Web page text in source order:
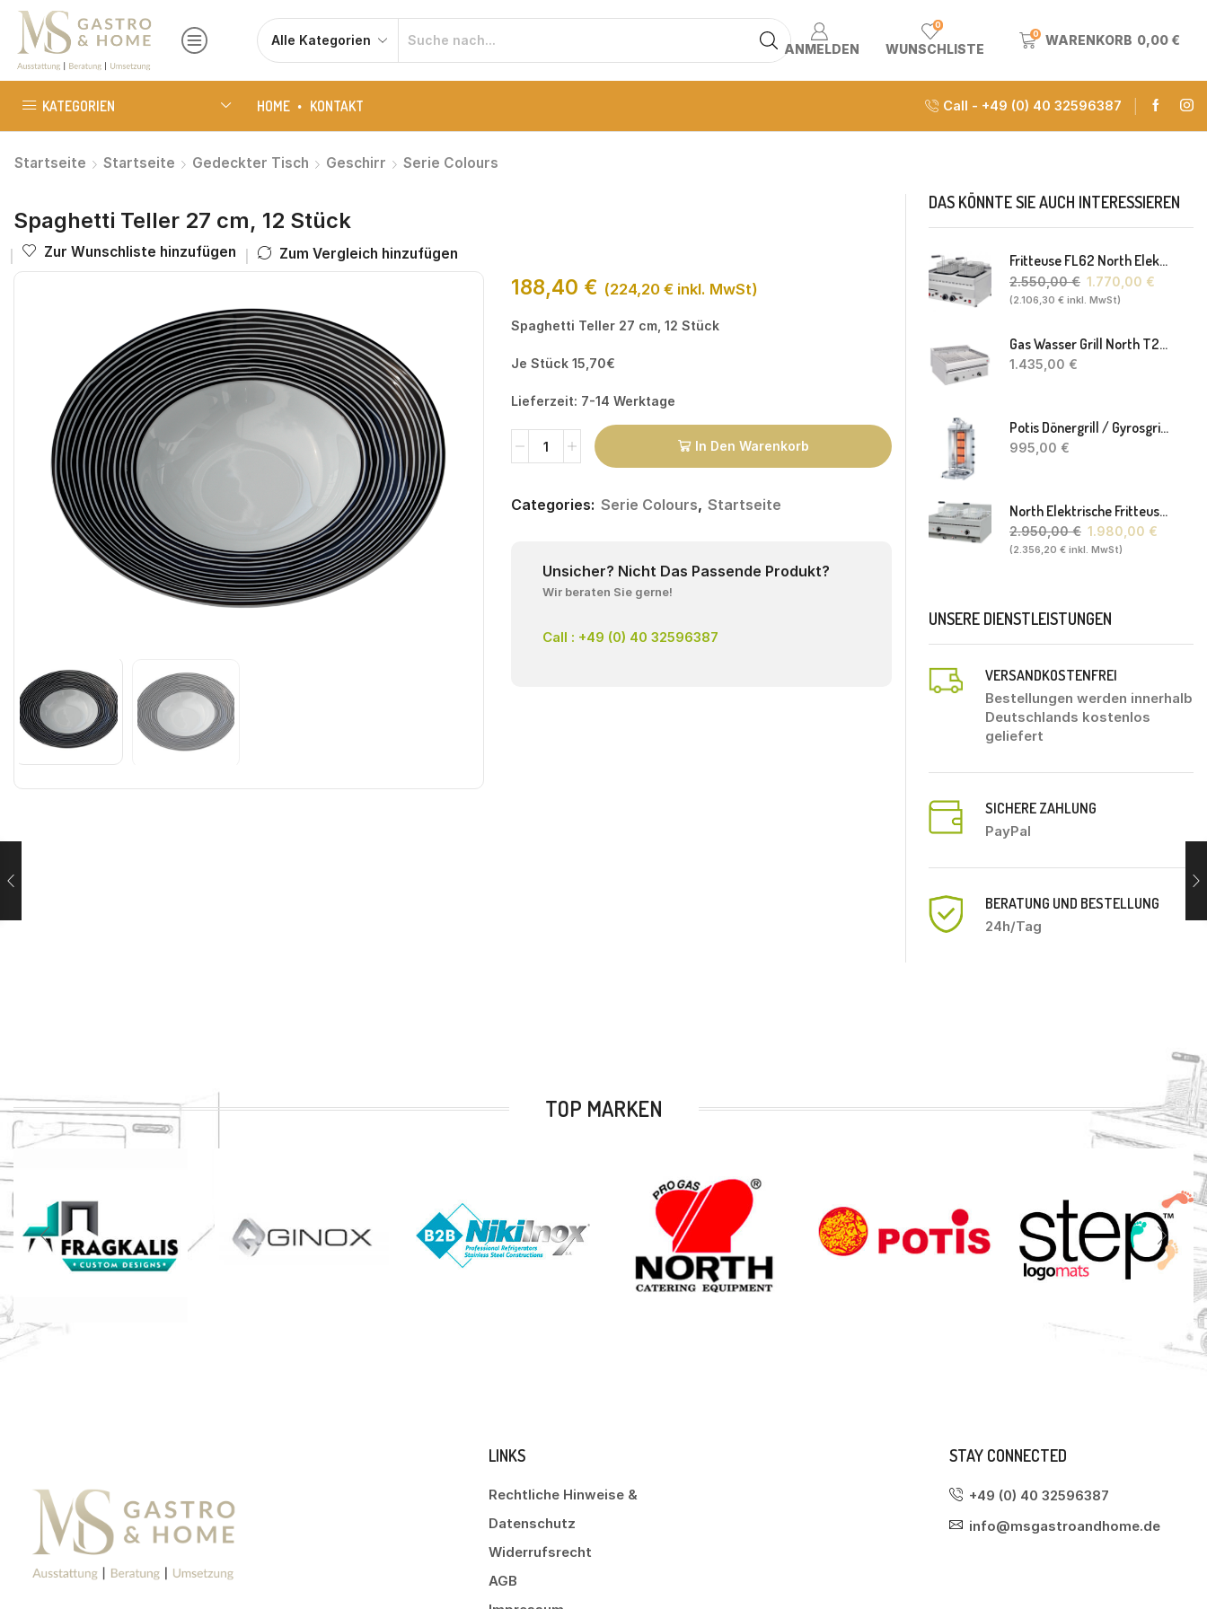
ANMELDEN
0
WUNSCHLISTE
0 WARENKORB 0,00 €
KATEGORIEN HOME KONTAKT Call - +49 (0) 40 32596387
Startseite Startseite Gedeckter Tisch Geschirr Serie Colours
Spaghetti Teller 27 cm, 12 Stück
Zur Wunschliste hinzufügen Zum Vergleich hinzufügen
188,40 € (224,20€ inkl. MwSt)
Spaghetti Teller 27 cm, 12 Stück
Je Stück 15,70€
Lieferzeit: 7-14 Werktage
In Den Warenkorb
Categories: Serie Colours, Startseite
Unsicher? Nicht Das Passende Produkt?
Wir beraten Sie gerne!
Call : +49 (0) 40 32596387
DAS KÖNNTE SIE AUCH INTERESSIEREN
Fritteuse FL62 North Elektro 2 X 8-10L 60 X 60 X 30(38) Cm
2.550,00€ 1.770,00 €
(2.106,30 € inkl. MwSt)
Gas Wasser Grill North T20 77 X 63 X 43 Cm
1.435,00 €
Potis Dönergrill / Gyrosgrill GD4 S - Achteckige Fettwanne-Ohne Schaufel
995,00 €
North Elektrische Fritteuse FL20. 80 X 70 X 30(46) Cm
2.950,00€ 1.980,00 €
(2.356,20 € inkl. MwSt)
UNSERE DIENSTLEISTUNGEN
VERSANDKOSTENFREI
Bestellungen werden innerhalb
Deutschlands kostenlos
geliefert
SICHERE ZAHLUNG
PayPal
BERATUNG UND BESTELLUNG
24h/Tag
TOP MARKEN
LINKS
Rechtliche Hinweise &
Datenschutz
Widerrufsrecht
AGB
STAY CONNECTED
+49 (0) 40 32596387
info@msgastroandhome.de